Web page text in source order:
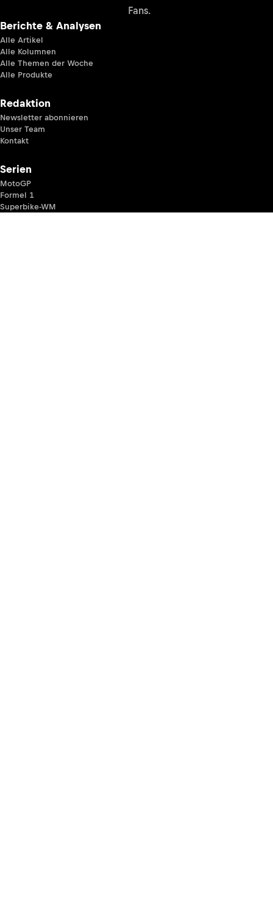
Fans.
Berichte & Analysen
Alle Artikel
Alle Kolumnen
Alle Themen der Woche
Alle Produkte
Redaktion
Newsletter abonnieren
Unser Team
Kontakt
Serien
MotoGP
Formel 1
Superbike-WM